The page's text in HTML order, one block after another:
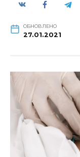
ОБНОВЛЕНО
27.01.2021